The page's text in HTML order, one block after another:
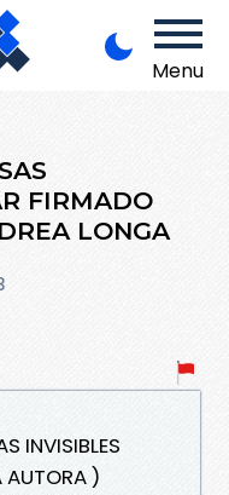
Menu
FIRMADO
LONGA
INVISIBLES
AUTORA )